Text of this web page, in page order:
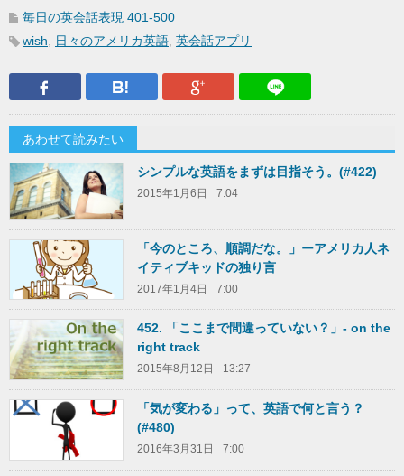
毎日の英会話表現 401-500
wish
日々のアメリカ英語 英会話アプリ
Facebook はてなブックマークGoogle Plus
あわせて読みたい
シンプルな英語をまずは目指そう。(#422)
2015年1月6日 7:04
「今のところ、順調だな。」ーアメリカ人ネ
イティブキッドの独り言
2017年1月4日 7:00
452. 「ここまで間違っていない？」- on the
right track
2015年8月12日 13:27
「気が変わる」って、英語で何と言う？
(#480)
2016年3月31日 7:00